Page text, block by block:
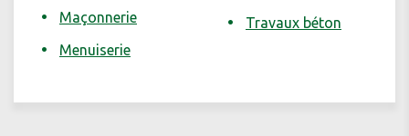
Maçonnerie
Menuiserie
Travaux béton